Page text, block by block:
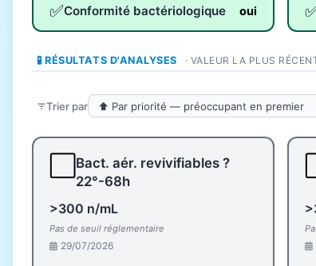
✅Conformité bactériologique oui
🧪 RÉSULTATS D'ANALYSES · VALEUR LA PLUS
Trier par
Bact. aér. revivifiables ?
22°-68h
>300 n/mL
Pas de seuil réglementaire
29/07/2026